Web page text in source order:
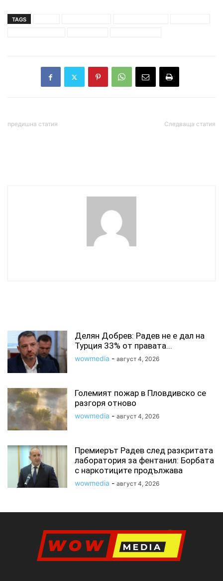
TAGS
предишна статия Следваща статия
Делян Добрев: Радев не е дал на
Турция 33% от правата...
wowmedia - август 4, 2026
Големият пожар в Пловдивско се
разгоря отново
wowmedia - август 4, 2026
Премиерът Радев след разкритата
лаборатория за фентанил: Борбата
с наркотиците продължава
wowmedia - август 4, 2026